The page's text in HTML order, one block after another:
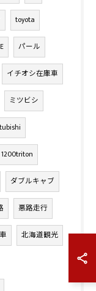
toyota
パール
イチオシ在庫車
ミツビシ
1200triton
ダブルキャブ
悪路走行
北海道観光